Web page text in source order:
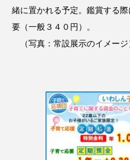
緒に置かれる予定。鑑賞する
要（一般３４０円）。
（写真：常設展示のイメージ